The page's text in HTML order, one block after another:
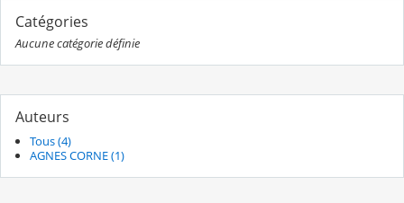
Catégories
Aucune catégorie définie
Auteurs
Tous (4)
AGNES CORNE (1)